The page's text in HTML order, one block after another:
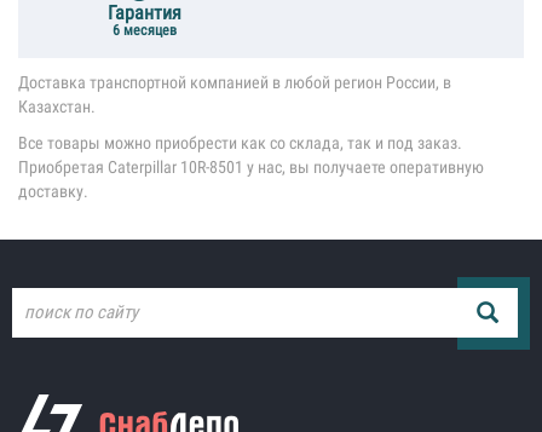
Гарантия
6 месяцев
Доставка транспортной компанией в любой регион России, в
Казахстан.
Все товары можно приобрести как со склада, так и под заказ.
Приобретая Caterpillar 10R-8501 у нас, вы получаете оперативную
доставку.